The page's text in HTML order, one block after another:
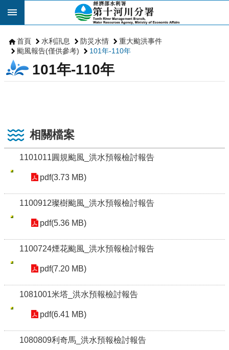
跳到主要內容區塊
首頁 水利訊息 防災水情
重大颱洪事件
颱風報告(僅供參考)
101年-110年
101年-110年
相關檔案
1101011圓規颱風_洪水預報檢討報告
pdf(3.73 MB)
1100912璨樹颱風_洪水預報檢討報告
pdf(5.36 MB)
1100724煙花颱風_洪水預報檢討報告
pdf(7.20 MB)
1081001米塔_洪水預報檢討報告
pdf(6.41 MB)
1080809利奇馬_洪水預報檢討報告